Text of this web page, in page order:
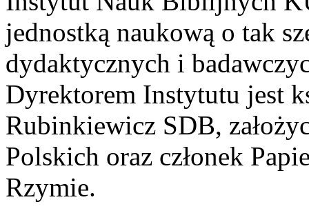
jednostką naukową o tak
dydaktycznych i
Dyrektorem In­sty­tutu jest
Rubinkiewicz SDB,
Polskich oraz członek
Rzymie.